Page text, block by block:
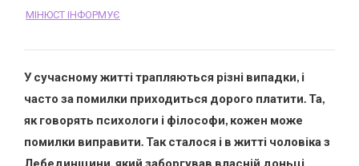
МІНЮСТ ІНФОРМУЄ
У сучасному житті трапляються різні випадки, і
часто за помилки приходиться дорого платити. Та,
як говорять психологи і філософи, кожен може
помилки виправити. Так сталося і в житті чоловіка з
Лебединщини, який заборгував власній доньці